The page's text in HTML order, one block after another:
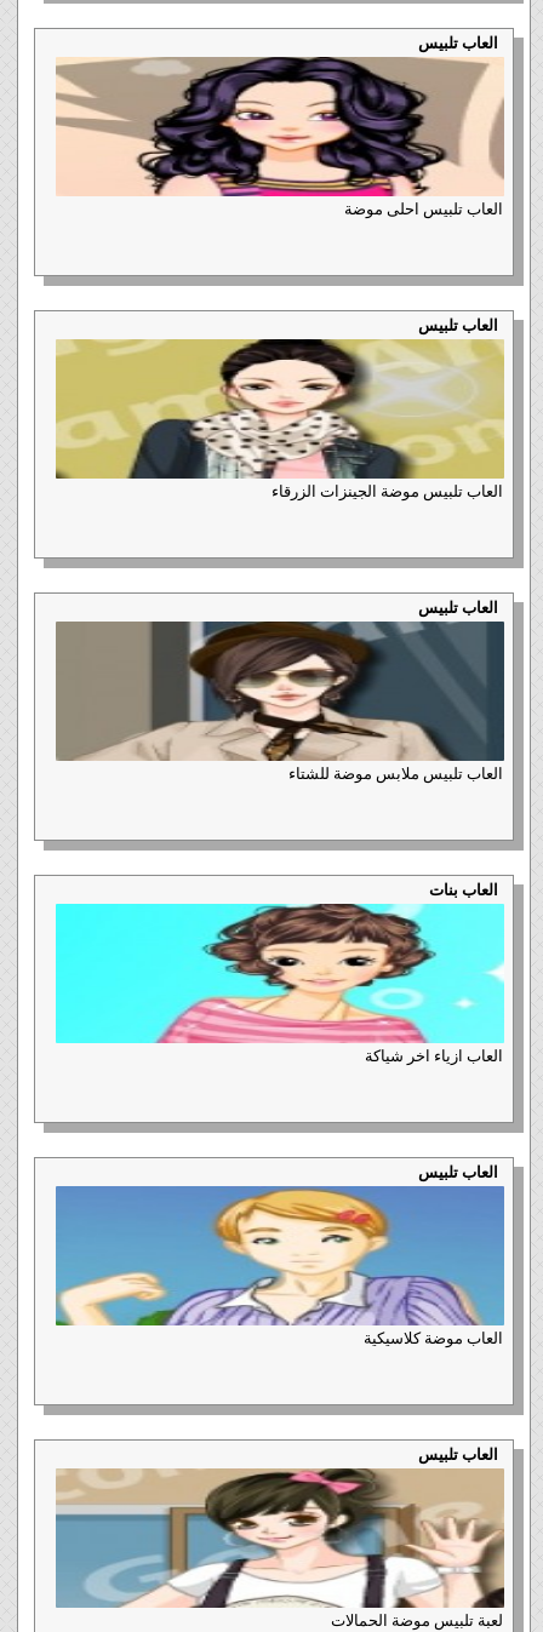
العاب تلبيس
العاب تلبيس احلى موضة
العاب تلبيس
العاب تلبيس موضة الجينزات الزرقاء
العاب تلبيس
العاب تلبيس ملابس موضة للشتاء
العاب بنات
العاب ازياء اخر شياكة
العاب تلبيس
العاب موضة كلاسيكية
العاب تلبيس
لعبة تلبيس موضة الحمالات